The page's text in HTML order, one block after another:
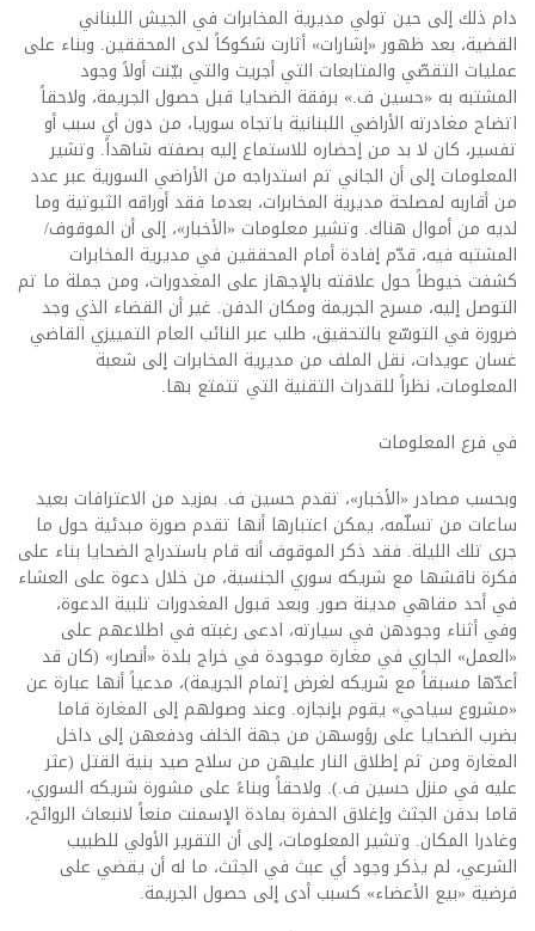
دام ذلك إلى حين تولي مديرية المخابرات في الجيش اللبناني
القضية، بعد ظهور «إشارات» أثارت شكوكاً لدى المحققين. وبناء على
عمليات التقصّي والمتابعات التي أجريت والتي بيّنت أولاً وجود
المشتبه به «حسين ف.» برفقة الضحايا قبل حصول الجريمة، ولاحقاً
اتضاح مغادرته الأراضي اللبنانية باتجاه سوريا، من دون أي سبب أو
تفسير، كان لا بد من إحضاره للاستماع إليه بصفته شاهداً. وتشير
المعلومات إلى أن الجاني تم استدراجه من الأراضي السورية عبر عدد
من أقاربه لمصلحة مديرية المخابرات، بعدما فقد أوراقه الثبوتية وما
لديه من أموال هناك. وتشير معلومات «الأخبار»، إلى أن الموقوف/
المشتبه فيه، قدّم إفادة أمام المحققين في مديرية المخابرات
كشفت خيوطاً حول علاقته بالإجهاز على المغدورات، ومن جملة ما تم
التوصل إليه، مسرح الجريمة ومكان الدفن. غير أن القضاء الذي وجد
ضرورة في التوسّع بالتحقيق، طلب عبر النائب العام التمييزي القاضي
غسان عويدات، نقل الملف من مديرية المخابرات إلى شعبة
المعلومات، نظراً للقدرات التقنية التي تتمتع بها.
في فرع المعلومات
وبحسب مصادر «الأخبار»، تقدم حسين ف. بمزيد من الاعترافات بعيد
ساعات من تسلّمه، يمكن اعتبارها أنها تقدم صورة مبدئية حول ما
جرى تلك الليلة. فقد ذكر الموقوف أنه قام باستدراج الضحايا بناء على
فكرة ناقشها مع شريكه سوري الجنسية، من خلال دعوة على العشاء
في أحد مقاهي مدينة صور. وبعد قبول المغدورات تلبية الدعوة،
وفي أثناء وجودهن في سيارته، ادعى رغبته في اطلاعهم على
«العمل» الجاري في مغارة موجودة في خراج بلدة «أنصار» (كان قد
أعدّها مسبقاً مع شريكه لغرض إتمام الجريمة)، مدعياً أنها عبارة عن
«مشروع سياحي» يقوم بإنجازه. وعند وصولهم إلى المغارة قاما
بضرب الضحايا على رؤوسهن من جهة الخلف ودفعهن إلى داخل
المغارة ومن ثم إطلاق النار عليهن من سلاح صيد بنية القتل (عثر
عليه في منزل حسين ف.). ولاحقاً وبناءً على مشورة شريكه السوري،
قاما بدفن الجثث وإغلاق الحفرة بمادة الإسمنت منعاً لانبعاث الروائح،
وغادرا المكان. وتشير المعلومات، إلى أن التقرير الأولي للطبيب
الشرعي، لم يذكر وجود أي عبث في الجثث، ما له أن يقضي على
فرضية «بيع الأعضاء» كسبب أدى إلى حصول الجريمة.